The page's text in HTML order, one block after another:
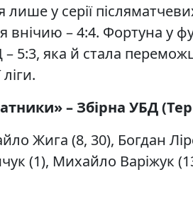
лише у серії
внічию – 4:4. Фортуна у
– 5:3, яка й стала
– Збірна УБД
Жига (8, 30), Богдан
(1), Михайло Варіжук